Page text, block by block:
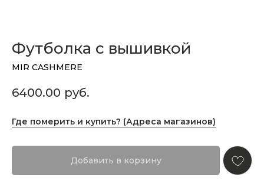
Футболка с вышивкой
MIR CASHMERE
6400.00 руб.
Где померить и купить? (Адреса магазинов)
Добавить в корзину